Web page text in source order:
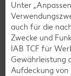
Weitere
Unter
auch für die
Zwecke und
IAB TCF für
Gewährleistung
Aufdeckung von